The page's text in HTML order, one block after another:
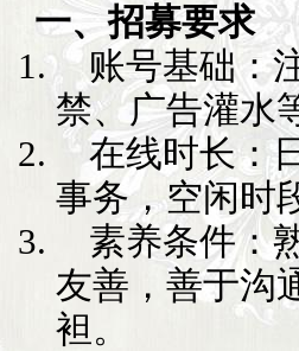
一、招募要求
账号基础：
禁、广告灌水
在线时长：
事务，空闲时
素养条件：
友善，善于沟
袒。